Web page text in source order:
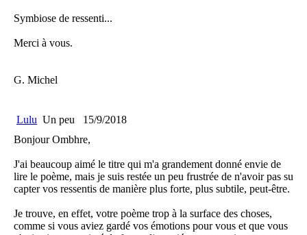
Symbiose de ressenti...
Merci à vous.
G. Michel
Lulu Un peu
15/9/2018
Bonjour Ombhre,
J'ai beaucoup aimé le titre qui m'a grandement donné envie de
lire le poème, mais je suis restée un peu frustrée de n'avoir pas su
capter vos ressentis de manière plus forte, plus subtile, peut-être.
Je trouve, en effet, votre poème trop à la surface des choses,
comme si vous aviez gardé vos émotions pour vous et que vous